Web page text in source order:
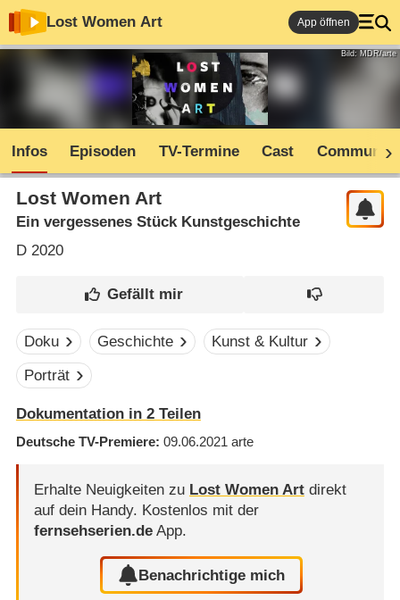
Lost Women Art App öffnen
Bild: MDR/arte
Infos Episoden TV-Termine Cast Community
Lost Women Art
Ein vergessenes Stück Kunstgeschichte
D2020
Doku Geschichte
Kunst & Kultur
Porträt
Dokumentation in 2 Teilen
Deutsche TV-Premiere 09.06.2021 arte
Erhalte Neuigkeiten zu Lost Women Artdirekt
auf dein Handy. Kostenlos mit der
fernsehserien.deApp.
Benachrichtige mich